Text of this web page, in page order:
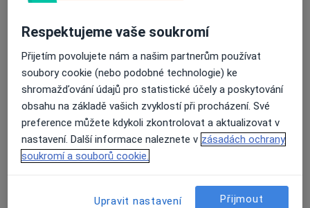
32 názorů
Recenze pacientů jsou pro nás důležité.
Specialisté nemají možnost zaplatit za
odstranění nebo změnu recenze pacienta.
Další informace.Další informace o názorech
Respektujeme vaše soukromí
Přijetím povolujete nám a našim partnerům používat
soubory cookie (nebo podobné technologie) ke
shromažďování údajů pro statistické účely a poskytování
obsahu na základě vašich zvyklostí při procházení. Své
preference můžete kdykoli zkontrolovat a aktualizovat v
nastavení. Další informace naleznete v zásadách ochrany
soukromí a souborů cookie.
Upravit nastavení Přijmout